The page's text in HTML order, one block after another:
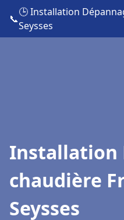
📞
🕒 Installation
Seysses
Installation
chaudière
Seysses